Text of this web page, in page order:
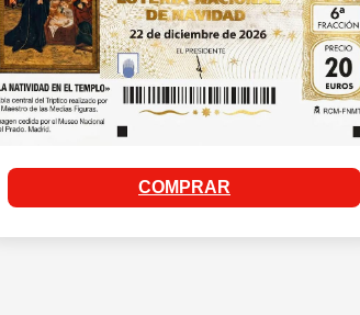
COMPRAR